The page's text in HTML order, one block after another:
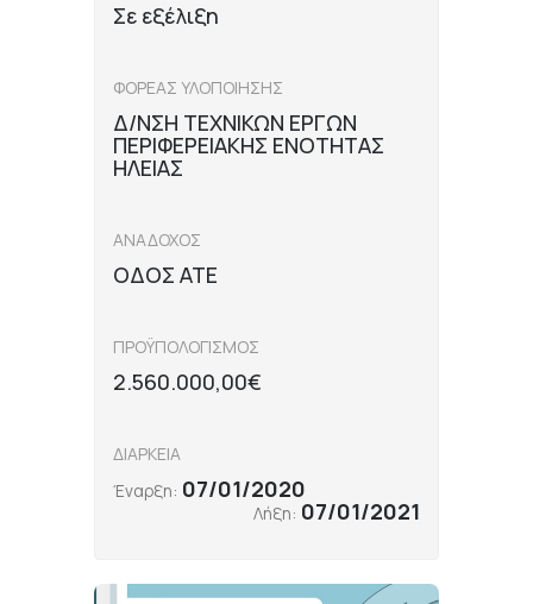
Σε εξέλιξη
ΦΟΡΕΑΣ ΥΛΟΠΟΙΗΣΗΣ
Δ/ΝΣΗ ΤΕΧΝΙΚΩΝ ΕΡΓΩΝ
ΠΕΡΙΦΕΡΕΙΑΚΗΣ ΕΝΟΤΗΤΑΣ
ΗΛΕΙΑΣ
ΑΝΑΔΟΧΟΣ
ΟΔΟΣ ΑΤΕ
ΠΡΟΫΠΟΛΟΓΙΣΜΟΣ
2.560.000,00€
ΔΙΑΡΚΕΙΑ
Έναρξη: 07/01/2020
Λήξη: 07/01/2021